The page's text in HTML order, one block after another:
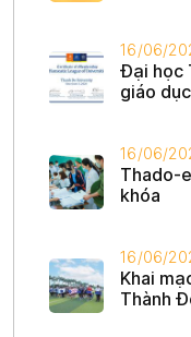
16/06/
Đại học
giáo
16/06/
Thado-
khóa
16/06/
Khai
Thành